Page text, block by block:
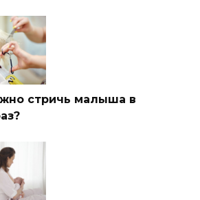
стричь малыша в